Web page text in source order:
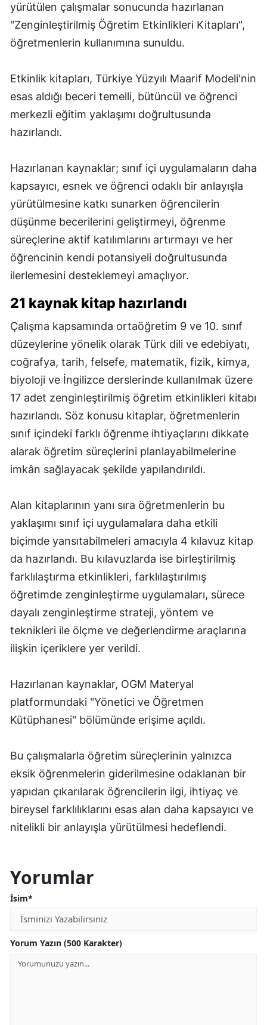
yürütülen çalışmalar sonucunda hazırlanan
"Zenginleştirilmiş Öğretim Etkinlikleri Kitapları",
öğretmenlerin kullanımına sunuldu.
Etkinlik kitapları, Türkiye Yüzyılı Maarif Modeli'nin
esas aldığı beceri temelli, bütüncül ve öğrenci
merkezli eğitim yaklaşımı doğrultusunda
hazırlandı.
Hazırlanan kaynaklar; sınıf içi uygulamaların daha
kapsayıcı, esnek ve öğrenci odaklı bir anlayışla
yürütülmesine katkı sunarken öğrencilerin
düşünme becerilerini geliştirmeyi, öğrenme
süreçlerine aktif katılımlarını artırmayı ve her
öğrencinin kendi potansiyeli doğrultusunda
ilerlemesini desteklemeyi amaçlıyor.
21 kaynak kitap hazırlandı
Çalışma kapsamında ortaöğretim 9 ve 10. sınıf
düzeylerine yönelik olarak Türk dili ve edebiyatı,
coğrafya, tarih, felsefe, matematik, fizik, kimya,
biyoloji ve İngilizce derslerinde kullanılmak üzere
17 adet zenginleştirilmiş öğretim etkinlikleri kitabı
hazırlandı. Söz konusu kitaplar, öğretmenlerin
sınıf içindeki farklı öğrenme ihtiyaçlarını dikkate
alarak öğretim süreçlerini planlayabilmelerine
imkân sağlayacak şekilde yapılandırıldı.
Alan kitaplarının yanı sıra öğretmenlerin bu
yaklaşımı sınıf içi uygulamalara daha etkili
biçimde yansıtabilmeleri amacıyla 4 kılavuz kitap
da hazırlandı. Bu kılavuzlarda ise birleştirilmiş
farklılaştırma etkinlikleri, farklılaştırılmış
öğretimde zenginleştirme uygulamaları, sürece
dayalı zenginleştirme strateji, yöntem ve
teknikleri ile ölçme ve değerlendirme araçlarına
ilişkin içeriklere yer verildi.
Hazırlanan kaynaklar, OGM Materyal
platformundaki "Yönetici ve Öğretmen
Kütüphanesi" bölümünde erişime açıldı.
Bu çalışmalarla öğretim süreçlerinin yalnızca
eksik öğrenmelerin giderilmesine odaklanan bir
yapıdan çıkarılarak öğrencilerin ilgi, ihtiyaç ve
bireysel farklılıklarını esas alan daha kapsayıcı ve
nitelikli bir anlayışla yürütülmesi hedeflendi.
Yorumlar
İsim*
Yorum Yazın (500 Karakter)